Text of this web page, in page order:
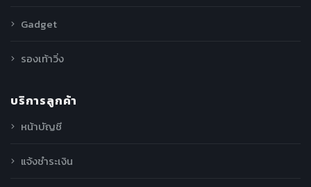
Gadget
รองเท้าวิ่ง
บริการลูกค้า
หน้าบัญชี
แจ้งชำระเงิน